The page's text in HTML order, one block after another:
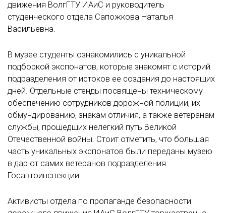
движения ВолгГТУ ИАиС и руководитель
студенческого отдела Сапожкова Наталья
Васильевна.
В музее студенты ознакомились с уникальной
подборкой экспонатов, которые знакомят с историй
подразделения от истоков ее создания до настоящих
дней. Отдельные стенды посвящены техническому
обеспечению сотрудников дорожной полиции, их
обмундированию, знакам отличия, а также ветеранам
службы, прошедших нелегкий путь Великой
Отечественной войны. Стоит отметить, что большая
часть уникальных экспонатов были переданы музею
в дар от самих ветеранов подразделения
Госавтоинспекции.
Активисты отдела по пропаганде безопасности